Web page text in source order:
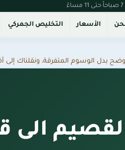
الأسعار التخليص الجمركي
بدل الوسوم المتفرقة، ونقلناك إلى
الى